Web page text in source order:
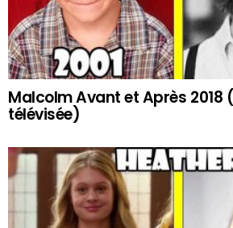
Malcolm Avant et Après 2018
télévisée)